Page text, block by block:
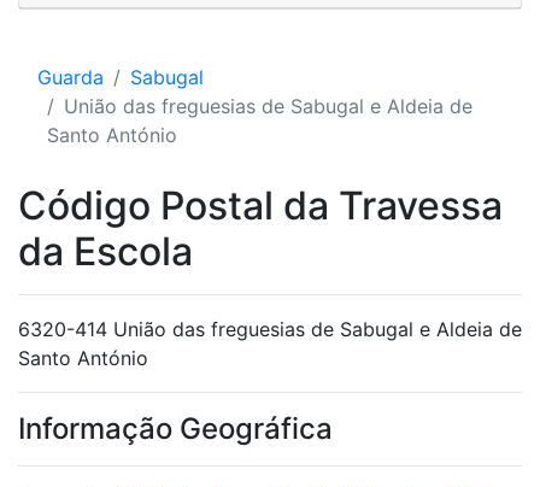
Guarda
Sabugal
União das freguesias de Sabugal e Aldeia de
Santo António
Código Postal da Travessa
da Escola
6320-414 União das freguesias de Sabugal e Aldeia de
Santo António
Informação Geográfica